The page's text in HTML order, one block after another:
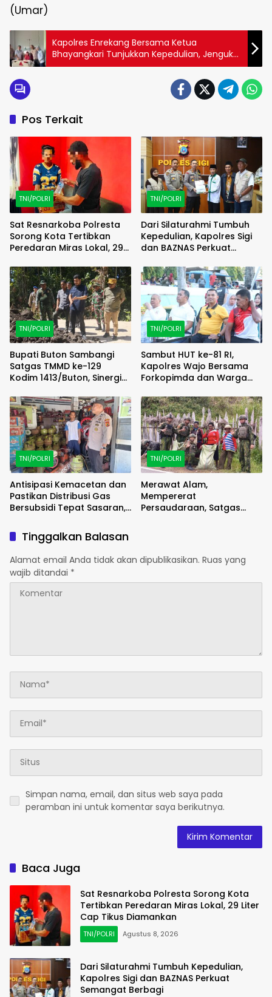
(Umar)
Kapolres Enrekang Bersama Ketua
Bhayangkari Tunjukkan Kepedulian, Jenguk
Ibunda Bupati di RSUD Massenrempulu
Pos Terkait
TNI/POLRI
Sat Resnarkoba Polresta
Sorong Kota Tertibkan
Peredaran Miras Lokal, 29
TNI/POLRI
Dari Silaturahmi Tumbuh
Kepedulian, Kapolres Sigi
dan BAZNAS Perkuat
TNI/POLRI
Bupati Buton Sambangi
Satgas TMMD ke-129
Kodim 1413/Buton, Sinergi
Menguat
TNI/POLRI
Sambut HUT ke-81 RI,
Kapolres Wajo Bersama
Forkopimda dan Warga
Karung
TNI/POLRI
Antisipasi Kemacetan dan
Pastikan Distribusi Gas
Bersubsidi Tepat Sasaran,
Patroli
TNI/POLRI
Merawat Alam,
Mempererat
Persaudaraan, Satgas
Tinggalkan Balasan
Alamat email Anda tidak akan dipublikasikan. Ruas yang
wajib ditandai *
Simpan nama, email, dan situs web saya pada
peramban ini untuk komentar saya berikutnya.
Baca Juga
Sat Resnarkoba Polresta Sorong Kota
Tertibkan Peredaran Miras Lokal, 29 Liter
Cap Tikus Diamankan
TNI/POLRI Agustus 8, 2026
Dari Silaturahmi Tumbuh Kepedulian,
Kapolres Sigi dan BAZNAS Perkuat
Semangat Berbagi